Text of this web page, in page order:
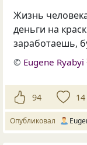
Жизнь
деньги на
заработаешь,
© Eugene Ryabyi
94 14
Опубликовал